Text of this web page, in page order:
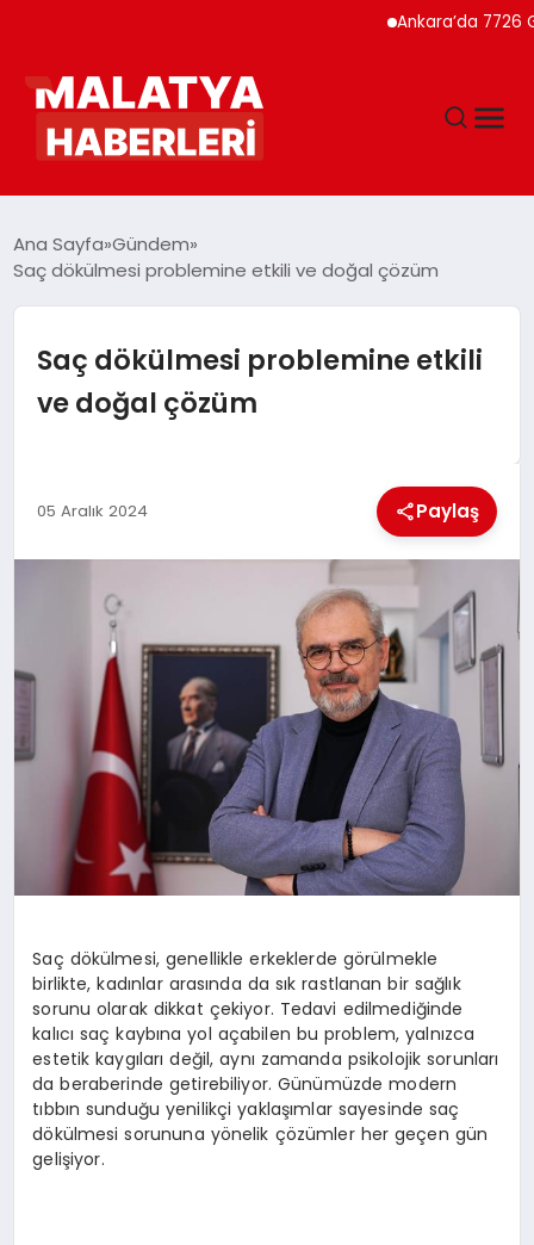
Ankara’da 7726
DÜNYA
EKONOMI
TEKNOLOJI
Ana Sayfa Gündem
Saç dökülmesi problemine etkili ve doğal çözüm
Saç dökülmesi problemine etkili
ve doğal çözüm
05 Aralık 2024 Paylaş
Saç dökülmesi, genellikle erkeklerde görülmekle
birlikte, kadınlar arasında da sık rastlanan bir sağlık
sorunu olarak dikkat çekiyor. Tedavi edilmediğinde
kalıcı saç kaybına yol açabilen bu problem, yalnızca
estetik kaygıları değil, aynı zamanda psikolojik sorunları
da beraberinde getirebiliyor. Günümüzde modern
tıbbın sunduğu yenilikçi yaklaşımlar sayesinde saç
dökülmesi sorununa yönelik çözümler her geçen gün
gelişiyor.